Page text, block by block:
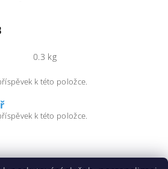
0.3 kg
k této položce.
k této položce.